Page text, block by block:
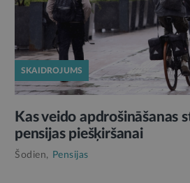
SKAIDROJUMS
Kas veido apdrošināšanas
pensijas piešķiršanai
Šodien, Pensijas